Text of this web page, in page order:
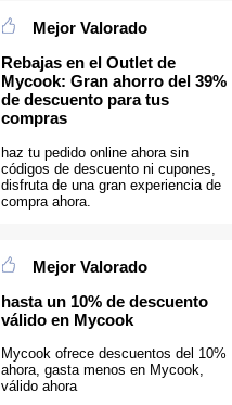
Mejor Valorado
Rebajas en el Outlet de
Mycook: Gran ahorro del 39%
de descuento para tus
compras
haz tu pedido online ahora sin
códigos de descuento ni cupones,
disfruta de una gran experiencia de
compra ahora.
Mejor Valorado
hasta un 10% de descuento
válido en Mycook
Mycook ofrece descuentos del 10%
ahora, gasta menos en Mycook,
válido ahora